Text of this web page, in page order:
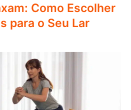
Como Escolher
para o Seu Lar